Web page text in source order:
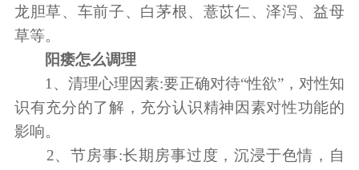
龙胆草、车前子、白茅根、薏苡仁、泽泻、益母
草等。
阳痿怎么调理
1、清理心理因素:要正确对待“性欲”，对性知
识有充分的了解，充分认识精神因素对性功能的
影响。
2、节房事:长期房事过度，沉浸于色情，自